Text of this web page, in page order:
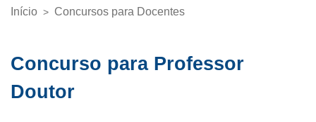
Trilha
Início > Concursos para Docentes
Concurso para Professor
Doutor